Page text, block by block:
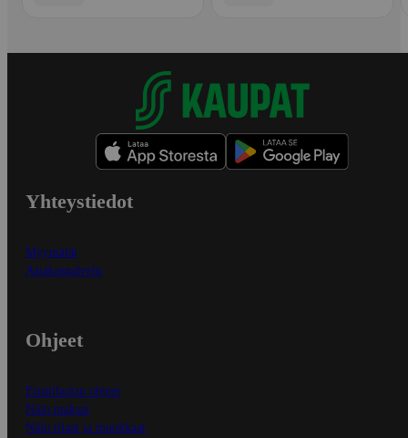
Yhteystiedot
Myymälät
Asiakaspalvelu
Ohjeet
Ensitilaajan ohjeet
Näin maksat
Näin tilaat ja muokkaat